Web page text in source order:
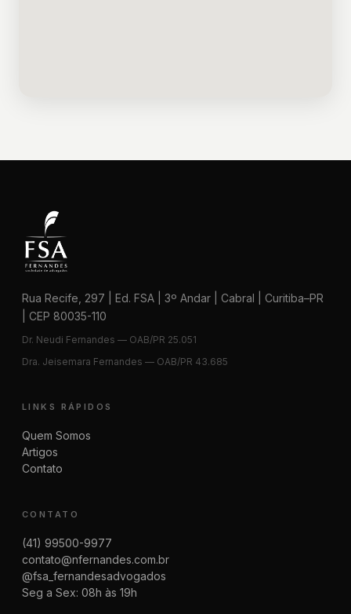
Rua Recife, 297 | Ed. FSA | 3º Andar | Cabral | Curitiba–PR
| CEP 80035-110
Dr. Neudi Fernandes — OAB/PR 25.051
Dra. Jeisemara Fernandes — OAB/PR 43.685
LINKS RÁPIDOS
Quem Somos
Artigos
Contato
CONTATO
(41) 99500-9977
contato@nfernandes.com.br
@fsa_fernandesadvogados
Seg a Sex: 08h às 19h